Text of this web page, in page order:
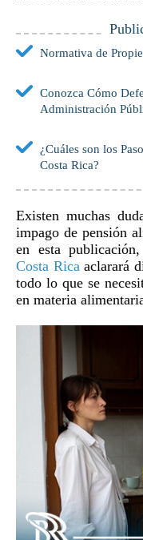
Normativa de
Conozca Cómo
Administración
¿Cuáles son los
Costa Rica?
Existen muchas
impago de pensión
en esta
Costa Ricaaclarará
todo lo que se
en materia